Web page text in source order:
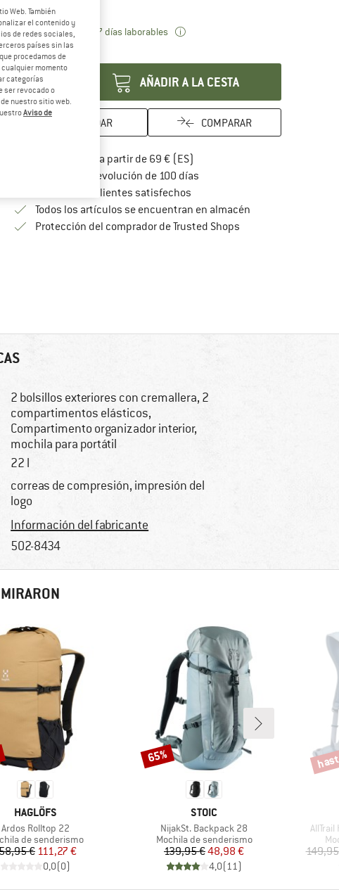
25%
Plazo de entrega: 5-7 días laborables
Cantidad:
AÑADIR A LA CESTA
GUARDAR COMPARAR
Porte pagado a partir de 69 € (ES)
Derecho de devolución de 100 díasvaya a la política de
> 4 000 000 clientes satisfechos
Todos los artículos se encuentran en almacén
Protección del comprador de Trusted Shops¡toda la información
2 bolsillos exteriores con cremallera, 2
compartimentos elásticos,
Compartimento organizador interior,
mochila para portátil
22 l
correas de compresión, impresión del
logo
Información del fabricante
502-8434
MARCA
HAGLÖFS
Artículo
Ardos Rolltop 22
group
de senderismo
Precio
€Precio reducido
111,27 €
0,0(0)
MARCA
STOIC
Artículo
NijakSt. Backpack 28
Product group
Mochila de senderismo
Precio
139,95 €Precio reducido
48,98 €
4,0(11)
Descuento
65%
Web. También
el contenido y
de redes sociales,
países sin las
procedamos de
cualquier momento
categorías
ser revocado o
nuestro sitio web.
Aviso de